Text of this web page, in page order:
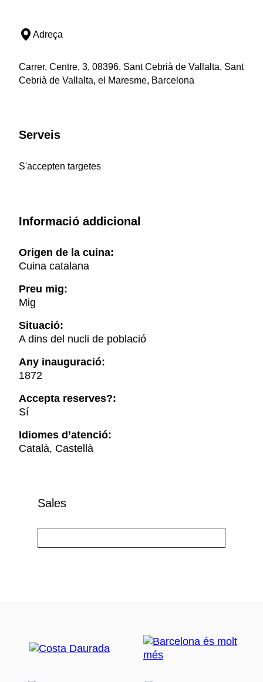
Adreça
Carrer, Centre, 3, 08396, Sant Cebrià de Vallalta, Sant
Cebrià de Vallalta, el Maresme, Barcelona
Serveis
S'accepten targetes
Informació addicional
Origen de la cuina:
Cuina catalana
Preu mig:
Mig
Situació:
A dins del nucli de població
Any inauguració:
1872
Accepta reserves?:
Sí
Idiomes d’atenció:
Català, Castellà
Sales